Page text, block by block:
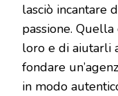
lasciò incantare
passione.
loro e di aiutarli
fondare
in modo